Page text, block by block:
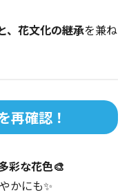
、花文化の継承を兼ね
再確認！
彩な花色🎨
かにも✨